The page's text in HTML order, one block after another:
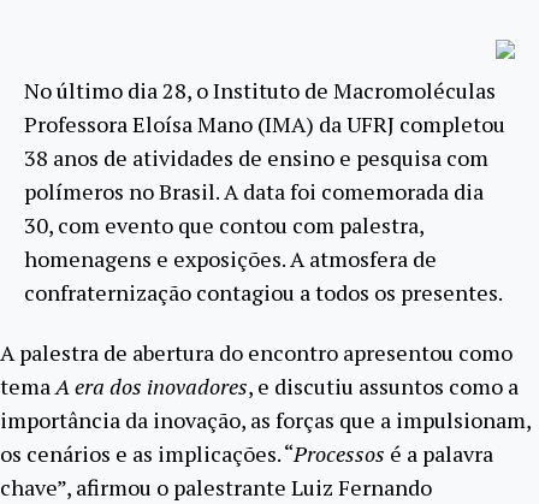
No último dia 28, o Instituto de Macromoléculas
Professora Eloísa Mano (IMA) da UFRJ completou
38 anos de atividades de ensino e pesquisa com
polímeros no Brasil. A data foi comemorada dia
30, com evento que contou com palestra,
homenagens e exposições. A atmosfera de
confraternização contagiou a todos os presentes.
A palestra de abertura do encontro apresentou como
temaA era dos inovadores, e discutiu assuntos como a
importância da inovação, as forças que a impulsionam,
os cenários e as implicações. “Processos é a palavra
chave”, afirmou o palestrante Luiz Fernando